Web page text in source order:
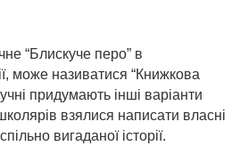
“Блискуче перо” в
може називатися “Книжкова
придумають інші варіанти
взялися написати власні
вигаданої історії.